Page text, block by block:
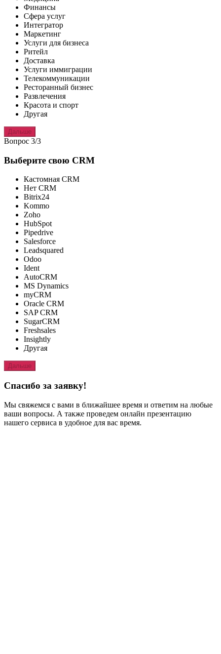
Финансы
Сфера услуг
Интегратор
Маркетинг
Услуги для бизнеса
Ритейл
Доставка
Услуги иммиграции
Телекоммуникации
Ресторанный бизнес
Развлечения
Красота и спорт
Другая
Дальше
Вопрос 3/3
Выберите свою CRM
Кастомная CRM
Нет CRM
Bitrix24
Kommo
Zoho
HubSpot
Pipedrive
Salesforce
Leadsquared
Odoo
Ident
AutoCRM
MS Dynamics
myCRM
Oracle CRM
SAP CRM
SugarCRM
Freshsales
Insightly
Другая
Дальше
Спасибо за заявку!
Мы свяжемся с вами в ближайшее время и ответим на любые
ваши вопросы. А также проведем онлайн презентацию
нашего сервиса в удобное для вас время.